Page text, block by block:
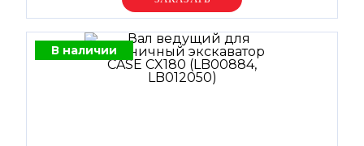
В наличии